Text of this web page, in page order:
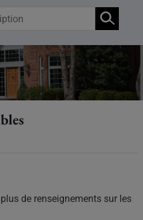
de renseignements sur les